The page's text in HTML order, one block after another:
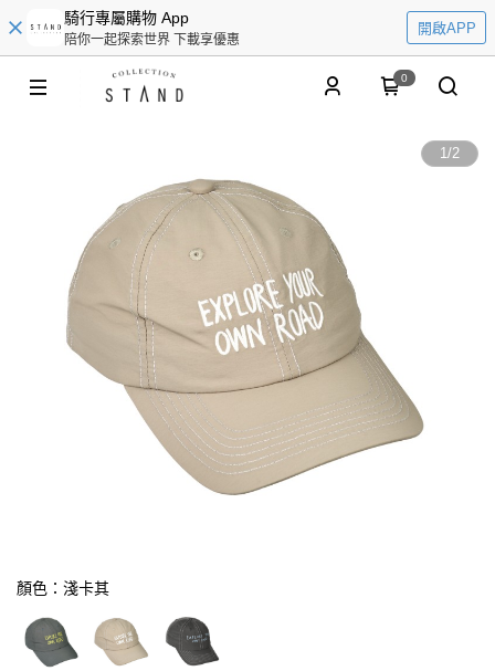
騎行專屬購物 App
陪你一起探索世界 下載享優惠
開啟APP
0
1/2
顏色：淺卡其